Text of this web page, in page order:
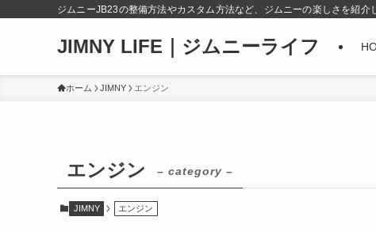
ジムニーJB23の整備方法やカスタム方法など、ジムニーの楽しさを紹介
JIMNY LIFE｜ジムニーライフ
ホーム JIMNY エンジン
エンジン – category –
JIMNY エンジン